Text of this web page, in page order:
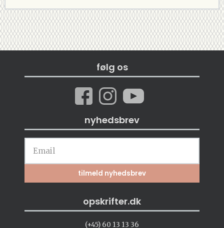
følg os
nyhedsbrev
opskrifter.dk
(+45) 60 13 13 36